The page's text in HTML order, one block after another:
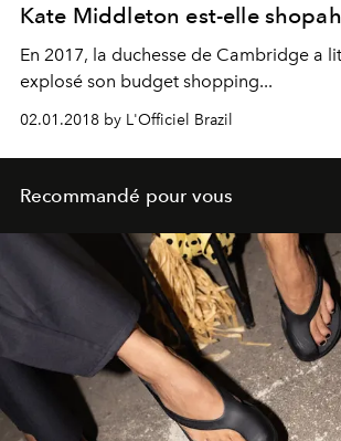
Kate Middleton est-elle
En 2017, la duchesse de Cambridge a
explosé son budget shopping...
02.01.2018 by L'Officiel Brazil
Recommandé pour vous